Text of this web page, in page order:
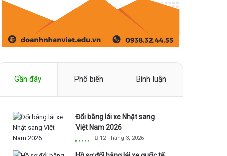
Gần đây Phổ biến Bình luận
Đổi bằng lái xe Nhật sang
Việt Nam 2026
12 Tháng 3, 2026